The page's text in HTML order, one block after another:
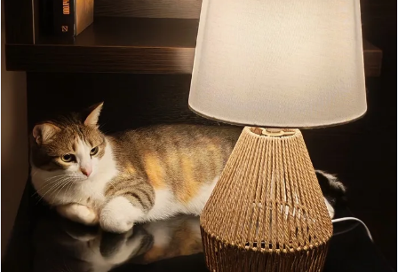
Но туда же можно подсунуть что угодно, что будет
выполнено на компе. Это реально капча или шляпа
какая то? Какой сумрачный гений такое придумал?
Ладно светофоры или мотоциклы искать, писать
всякую ересь, крутить котиков, но в командную
строку пихать всякое разное это как то перебор.